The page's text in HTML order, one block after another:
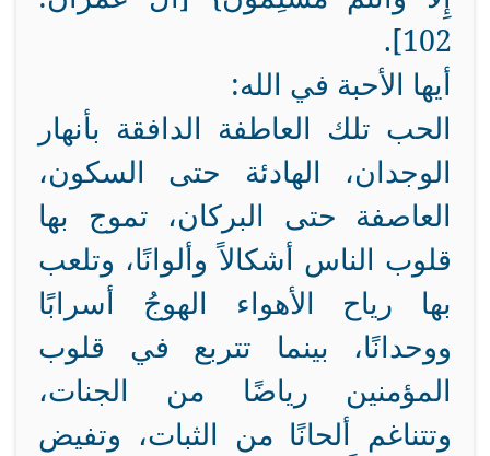
102].
أيها الأحبة في الله:
الحب تلك العاطفة الدافقة بأنهار
الوجدان، الهادئة حتى السكون،
العاصفة حتى البركان، تموج بها
قلوب الناس أشكالاً وألوانًا، وتلعب
بها رياح الأهواء الهوجُ أسرابًا
ووحدانًا، بينما تتربع في قلوب
المؤمنين رياضًا من الجنات،
وتتناغم ألحانًا من الثبات، وتفيض